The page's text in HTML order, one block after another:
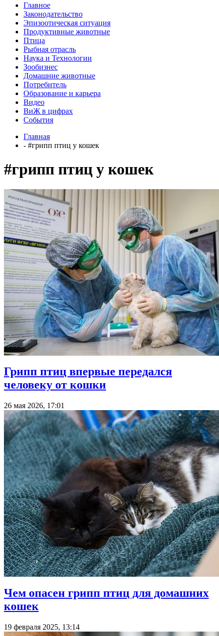
Главное
Законодательство
Эпизоотическая ситуация
Продуктивные животные
Птица
Рыбная отрасль
Наука и Технологии
Зообизнес
Домашние животные
Потребитель
Образование и карьера
Видео
ВиЖ в цифрах
События
Главная
- #грипп птиц у кошек
#грипп птиц у кошек
Грипп птиц впервые передался
человеку от кошки
26 мая 2026, 17:01
Чем опасен грипп птиц для домашних
кошек
19 февраля 2025, 13:14